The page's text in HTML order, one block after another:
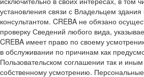
установления связи с Владельцем
консультантом. CREBA не обязано
проверку Сведений любого вида,
CREBA имеет право по своему
в обслуживании по причинам как
Пользовательском соглашении так и
собственному усмотрению.